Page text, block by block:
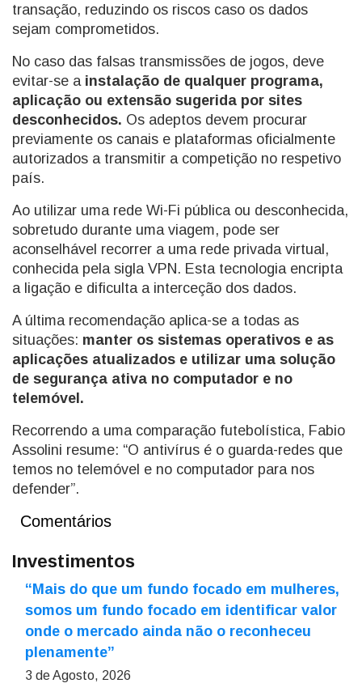
transação, reduzindo os riscos caso os dados
sejam comprometidos.
No caso das falsas transmissões de jogos, deve
evitar-se a instalação de qualquer programa,
aplicação ou extensão sugerida por sites
desconhecidos. Os adeptos devem procurar
previamente os canais e plataformas oficialmente
autorizados a transmitir a competição no respetivo
país.
Ao utilizar uma rede Wi-Fi pública ou desconhecida,
sobretudo durante uma viagem, pode ser
aconselhável recorrer a uma rede privada virtual,
conhecida pela sigla VPN. Esta tecnologia encripta
a ligação e dificulta a interceção dos dados.
A última recomendação aplica-se a todas as
situações: manter os sistemas operativos e as
aplicações atualizados e utilizar uma solução
de segurança ativa no computador e no
telemóvel.
Recorrendo a uma comparação futebolística, Fabio
Assolini resume: “O antivírus é o guarda-redes que
temos no telemóvel e no computador para nos
defender”.
Comentários
Investimentos
“Mais do que um fundo focado em mulheres,
somos um fundo focado em identificar valor
onde o mercado ainda não o reconheceu
plenamente”
3 de Agosto, 2026